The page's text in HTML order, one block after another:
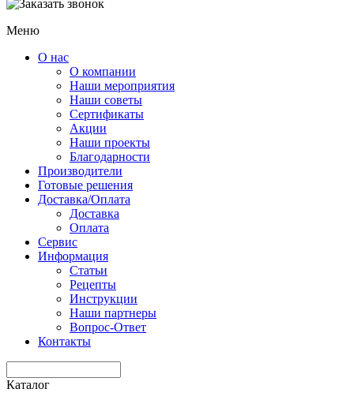
Меню
О нас
О компании
Наши мероприятия
Наши советы
Сертификаты
Акции
Наши проекты
Благодарности
Производители
Готовые решения
Доставка/Оплата
Доставка
Оплата
Сервис
Информация
Статьи
Рецепты
Инструкции
Наши партнеры
Вопрос-Ответ
Контакты
Каталог